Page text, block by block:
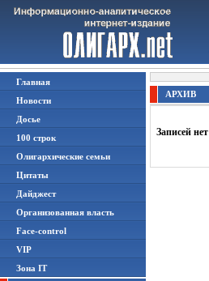
Главная
Новости
Досье
100 строк
Олигархические семьи
Цитаты
Дайджест
Организованная власть
Face-control
VIP
Зона IT
АРХИВ
Записей нет